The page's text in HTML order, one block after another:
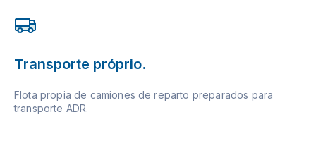
Transporte próprio.
Flota propia de camiones de reparto preparados para
transporte ADR.